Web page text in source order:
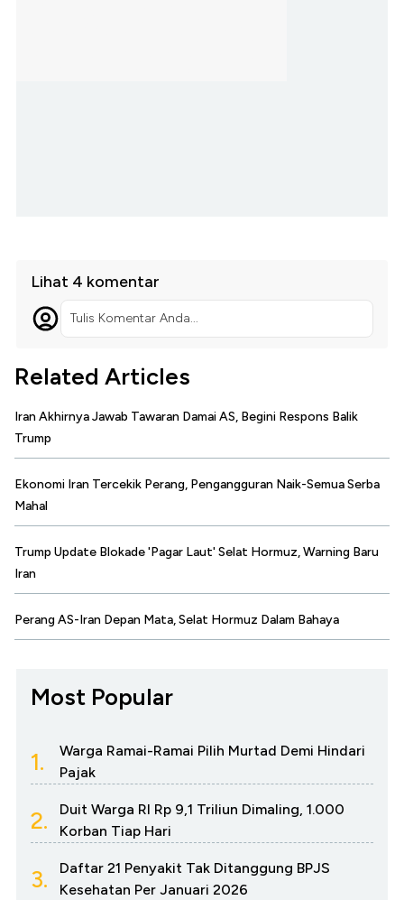
Lihat 4 komentar
Tulis Komentar Anda...
Related Articles
Iran Akhirnya Jawab Tawaran Damai AS, Begini Respons Balik
Trump
Ekonomi Iran Tercekik Perang, Pengangguran Naik-Semua Serba
Mahal
Trump Update Blokade 'Pagar Laut' Selat Hormuz, Warning Baru
Iran
Perang AS-Iran Depan Mata, Selat Hormuz Dalam Bahaya
Most Popular
1.
Warga Ramai-Ramai Pilih Murtad Demi Hindari
Pajak
2.
Duit Warga RI Rp 9,1 Triliun Dimaling, 1.000
Korban Tiap Hari
3.
Daftar 21 Penyakit Tak Ditanggung BPJS
Kesehatan Per Januari 2026